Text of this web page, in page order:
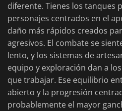
diferente. Tienes los tanques
personajes centrados en el
daño más rápidos creados
agresivos. El combate se
lento, y los sistemas de
equipo y exploración dan a
que trabajar. Ese equilibrio
abierto y la progresión
probablemente el mayor